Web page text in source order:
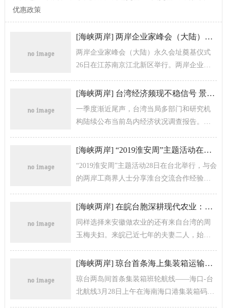
优惠政策
[海峡两岸] 两岸企业家峰会（大陆）永久会址落户南京
两岸企业家峰会（大陆）永久会址奠基仪式
26日在江苏南京江北新区举行。两岸企业家
长萧万长出席仪式并致辞。
[海峡两岸] 台湾经济频现不稳信号 景气及信心指数下降
一季度渐近尾声，台湾当局多部门和研究机
构陆续公布当前岛内经济状况调查报告。报
心指数下降，景气对策黄灯信号频闪，相...
[海峡两岸] “2019淮安周”主题活动在台北举行
“2019淮安周”主题活动28日在台北举行，与会
的两岸工商界人士分享淮台交流合作经验，
[海峡两岸] 在皖台胞深耕现代农业：精致农业发展前景可期
同样选择来安徽做农业的还有来自台湾的周
玉梅夫妇。来皖已近七年的夫妻二人，始终
种植的兰花品种数量已经过万，累计销...
[海峡两岸] 琼台首条海上集装箱运输航线开通
琼台两岛间首条集装箱班轮航线——海口-台
北航线3月28日上午在海南海口港集装箱码头